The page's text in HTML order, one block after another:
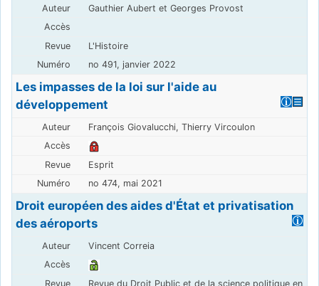
Gauthier Aubert et Georges Provost
L'Histoire
no 491, janvier 2022
Les impasses de la loi sur l'aide au
développement
François Giovalucchi, Thierry Vircoulon
Esprit
no 474, mai 2021
Droit européen des aides d'État et privatisation
des aéroports
Vincent Correia
Revue du Droit Public et de la science politique en